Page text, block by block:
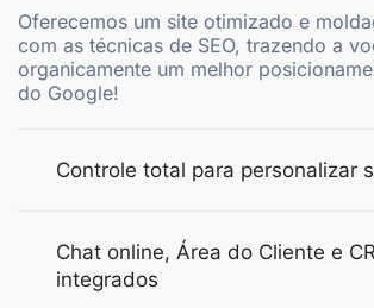
Oferecemos um site otimizado e
com as técnicas de SEO, trazendo a
organicamente um melhor
do Google!
Controle total para personalizar
Chat online, Área do Cliente e
integrados